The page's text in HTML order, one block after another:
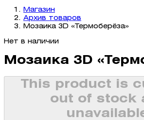
Магазин
Архив товаров
Мозаика 3D «Термоберёза»
Нет в наличии
Мозаика 3D
This product is
out of stock